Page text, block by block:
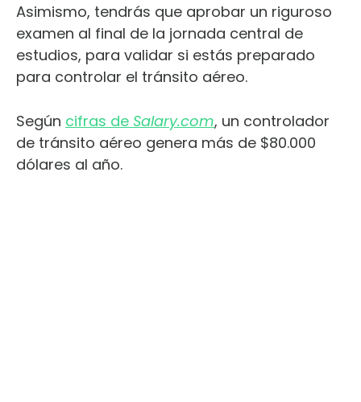
Asimismo, tendrás que aprobar un riguroso
examen al final de la jornada central de
estudios, para validar si estás preparado
para controlar el tránsito aéreo.
Según cifras de Salary.com, un controlador
de tránsito aéreo genera más de $80.000
dólares al año.